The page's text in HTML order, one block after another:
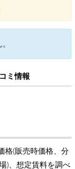
ミ情報
格(販売時価格、分
)、想定賃料を調べ